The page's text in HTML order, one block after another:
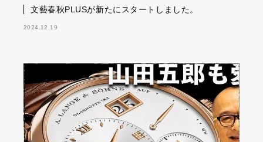
文藝春秋PLUSが新たにスタートしました。
2024.12.19